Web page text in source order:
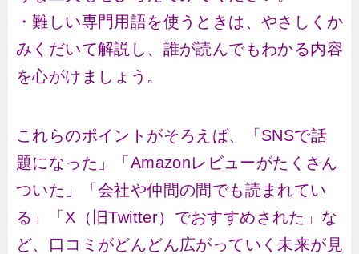
・難しい専門用語を使うときは、やさしくか
みくだいて解説し、誰が読んでもわかる内容
を心がけましょう。
これらのポイントがそろえば、「SNSで話
題になった」「Amazonレビューがたくさん
ついた」「会社や仲間の間でも読まれてい
る」「X（旧Twitter）でおすすめされた」な
ど、口コミがどんどん広がっていく未来が見